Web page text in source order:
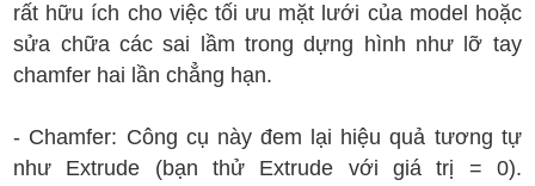
rất hữu ích cho việc tối ưu mặt lưới của model hoặc
sửa chữa các sai lầm trong dựng hình như lỡ tay
chamfer hai lần chẳng hạn.
- Chamfer: Công cụ này đem lại hiệu quả tương tự
như Extrude (bạn thử Extrude với giá trị = 0).